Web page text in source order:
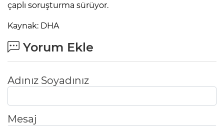
çaplı soruşturma sürüyor.
Kaynak: DHA
Yorum Ekle
Adınız Soyadınız
Mesaj